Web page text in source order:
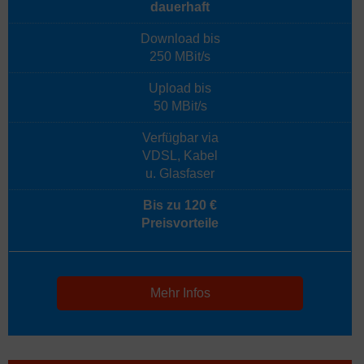
dauerhaft
Download bis
250 MBit/s
Upload bis
50 MBit/s
Verfügbar via
VDSL, Kabel
u. Glasfaser
Bis zu 120 €
Preisvorteile
Mehr Infos